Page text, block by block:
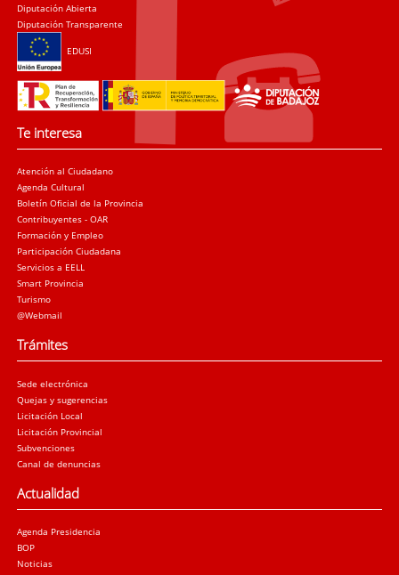
Diputación Abierta
Diputación Transparente
EDUSI
Te interesa
Atención al Ciudadano
Agenda Cultural
Boletín Oficial de la Provincia
Contribuyentes - OAR
Formación y Empleo
Participación Ciudadana
Servicios a EELL
Smart Provincia
Turismo
@Webmail
Trámites
Sede electrónica
Quejas y sugerencias
Licitación Local
Licitación Provincial
Subvenciones
Canal de denuncias
Actualidad
Agenda Presidencia
BOP
Noticias